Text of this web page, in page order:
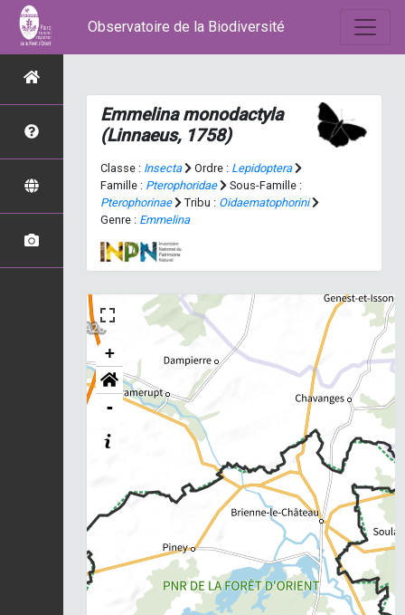
Observatoire de la Biodiversité
Emmelina monodactyla
(Linnaeus, 1758)
Classe : Insecta Ordre : Lepidoptera
Famille : Pterophoridae
Sous-Famille :
Pterophorinae
Tribu : Oidaematophorini
Genre : Emmelina
+
-